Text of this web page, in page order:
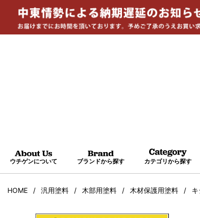
ウチゲンについて ブランドから探す カテゴリから探す
HOME 汎用塗料 木部用塗料 木材保護用塗料